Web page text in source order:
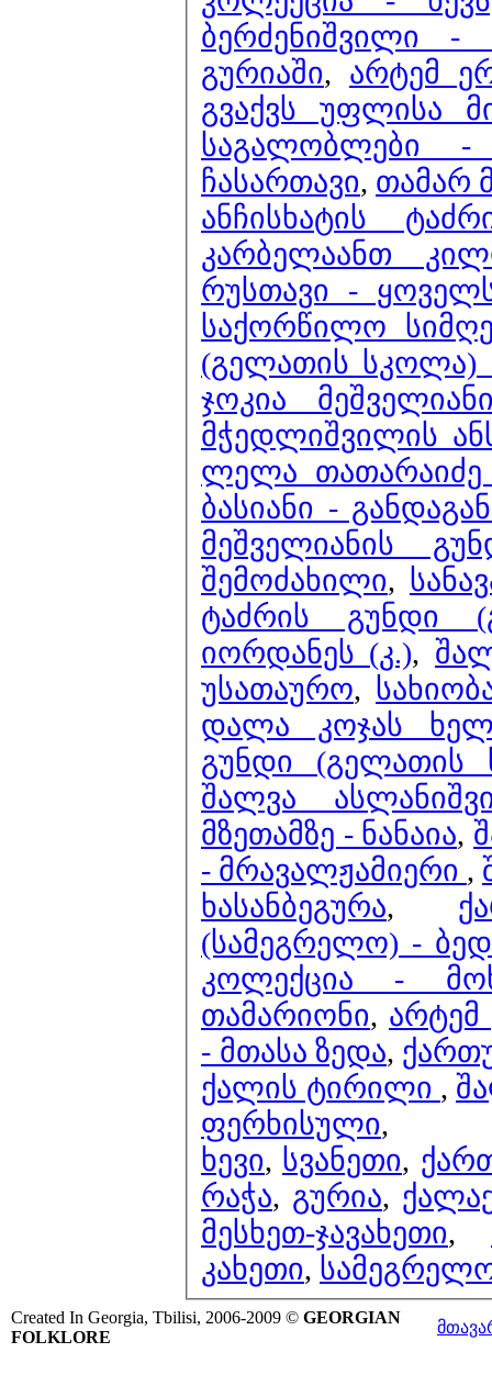
ბერძენიშვილი -
გურიაში, არტემ
გვაქვს უფლისა
საგალობლები
ჩასართავი, თამარ
ანჩისხატის
კარბელაანთ
რუსთავი -
საქორწილო
(გელათის სკოლა)
ჯოკია
მჭედლიშვილის
ლელა თათარაიძე
ბასიანი -
მეშველიანის
შემოძახილი,
ტაძრის გუნდი
იორდანეს (კ.),
უსათაურო,
დალა კოჯას
გუნდი
შალვა
მზეთამზე - ნანაია,
- მრავალჟამიერი ,
ხასანბეგურა,
(სამეგრელო) -
კოლექცია -
თამარიონი,
- მთასა ზედა,
ქალის ტირილი ,
ფერხისული,
ხევი, სვანეთი,
რაჭა, გურია,
მესხეთ-ჯავახეთი,
კახეთი,
Created In Georgia, Tbilisi, 2006-2009 © GEORGIAN
FOLKLORE